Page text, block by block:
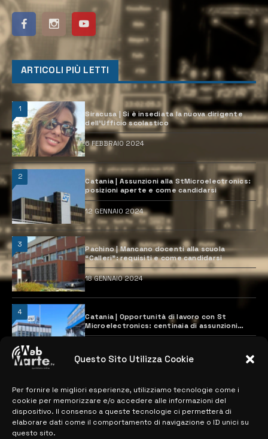
Questo Sito Utilizza Cookie
Per fornire le migliori esperienze, utilizziamo tecnologie come i
cookie per memorizzare e/o accedere alle informazioni del
dispositivo. Il consenso a queste tecnologie ci permetterà di
elaborare dati come il comportamento di navigazione o ID unici su
questo sito.
ARTICOLI PIÙ LETTI
1
Siracusa | Si è insediata la nuova dirigente
dell’Ufficio scolastico
6 FEBBRAIO 2024
2
Catania | Assunzioni alla StMicroelectronics:
posizioni aperte e come candidarsi
12 GENNAIO 2024
3
Pachino | Mancano docenti alla scuola
“Calleri”: requisiti e come candidarsi
18 GENNAIO 2024
4
Catania | Opportunità di lavoro con St
Microelectronics: centinaia di assunzioni
previste
MAPPA DEL SITO
> NOTIZIE